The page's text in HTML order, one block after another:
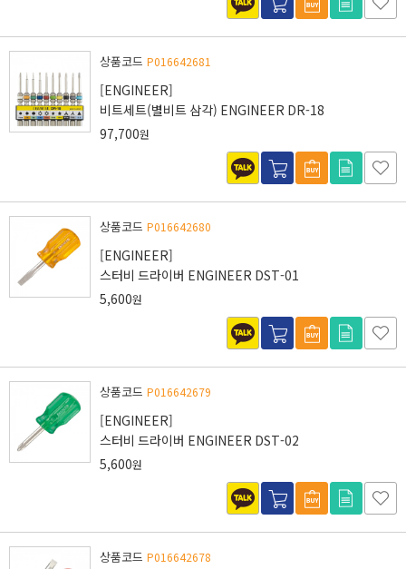
상품코드 P016642681
[ENGINEER]
비트세트(별비트 삼각) ENGINEER DR-18
97,700원
상품코드 P016642680
[ENGINEER]
스터비 드라이버 ENGINEER DST-01
5,600원
상품코드 P016642679
[ENGINEER]
스터비 드라이버 ENGINEER DST-02
5,600원
상품코드 P016642678